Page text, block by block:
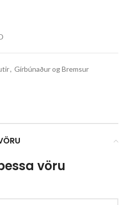
, Gírbúnaður og Bremsur
vöru